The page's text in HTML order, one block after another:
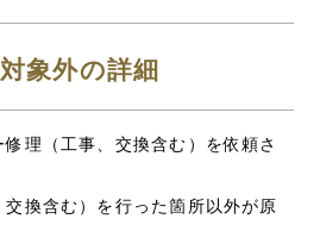
象外の詳細
理（工事、交換含む）を依頼さ
換含む）を行った箇所以外が原